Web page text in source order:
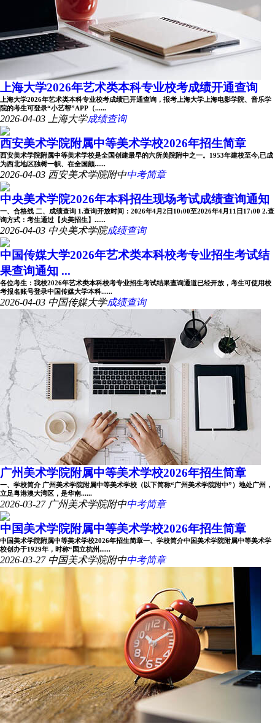
上海大学2026年艺术类本科专业校考成绩开通查询
上海大学2026年艺术类本科专业校考成绩已开通查询，报考上海大学上海电影学院、音乐学
院的考生可登录“小艺帮”APP（......
2026-04-03 上海大学成绩查询
西安美术学院附属中等美术学校2026年招生简章
西安美术学院附属中等美术学校是全国创建最早的六所美院附中之一。1953年建校至今,已成
为西北地区独树一帜、在全国颇......
2026-04-03 西安美术学院附中中考简章
中央美术学院2026年本科招生现场考试成绩查询通知
一、合格线 二、成绩查询 1.查询开放时间：2026年4月2日10:00至2026年4月11日17:00 2.查
询方式：考生通过【央美招生】......
2026-04-03 中央美术学院成绩查询
中国传媒大学2026年艺术类本科校考专业招生考试结
果查询通知 ...
各位考生：我校2026年艺术类本科校考专业招生考试结果查询通道已经开放，考生可使用校
考报名账号登录中国传媒大学本科......
2026-04-03 中国传媒大学成绩查询
广州美术学院附属中等美术学校2026年招生简章
一、学校简介 广州美术学院附属中等美术学校（以下简称“广州美术学院附中”）地处广州，
立足粤港澳大湾区，是华南......
2026-03-27 广州美术学院附中中考简章
中国美术学院附属中等美术学校2026年招生简章
中国美术学院附属中等美术学校2026年招生简章一、学校简介中国美术学院附属中等美术学
校创办于1929年，时称“国立杭州......
2026-03-27 中国美术学院附中中考简章